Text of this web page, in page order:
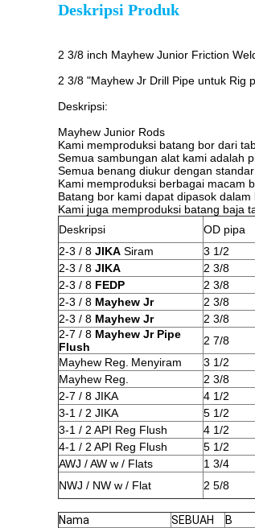
Deskripsi Produk
2 3/8 inch Mayhew Junior Friction
2 3/8 "Mayhew Jr Drill Pipe untuk Rig
Deskripsi:
Mayhew Junior Rods
Kami memproduksi batang bor dari
Semua sambungan alat kami adalah
Semua benang diukur dengan
Kami memproduksi berbagai macam
Batang bor kami dapat dipasok
Kami juga memproduksi batang baja
Deskripsi
OD pipa
2-3 / 8 JIKA Siram 3 1/2
2-3 / 8 JIKA 2 3/8
2-3 / 8 FEDP 2 3/8
2-3 / 8 Mayhew Jr 2 3/8
2-3 / 8 Mayhew Jr 2 3/8
2-7 / 8 Mayhew Jr Pipe
Flush
2 7/8
Mayhew Reg. Menyiram 3 1/2
Mayhew Reg.
2 3/8
2-7 / 8 JIKA
4 1/2
3-1 / 2 JIKA
5 1/2
3-1 / 2 API Reg Flush
4 1/2
4-1 / 2 API Reg Flush
5 1/2
AWJ / AW w / Flats
1 3/4
NWJ / NW w / Flat
2 5/8
Nama SEBUAH B